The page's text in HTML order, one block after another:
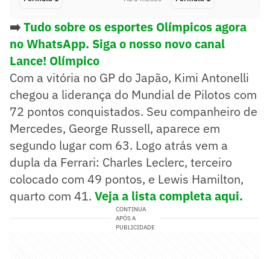
➡️Tudo sobre os esportes Olímpicos agora
no WhatsApp. Siga o nosso novo canal
Lance! Olímpico
Com a vitória no GP do Japão, Kimi Antonelli
chegou a liderança do Mundial de Pilotos com
72 pontos conquistados. Seu companheiro de
Mercedes, George Russell, aparece em
segundo lugar com 63. Logo atrás vem a
dupla da Ferrari: Charles Leclerc, terceiro
colocado com 49 pontos, e Lewis Hamilton,
quarto com 41. Veja a lista completa aqui.
CONTINUA
APÓS A
PUBLICIDADE